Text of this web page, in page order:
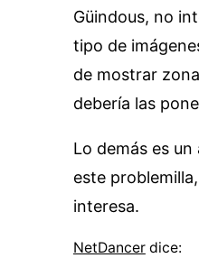
Güindous, no
tipo de
de mostrar
debería las
Lo demás es
este
interesa.
NetDancer dice: